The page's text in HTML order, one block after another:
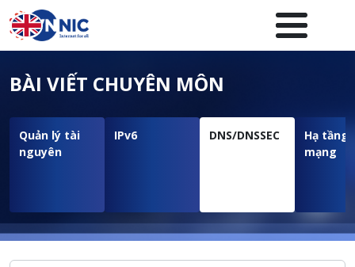
Nhảy đến nội dung
Menuheader của website
BÀI VIẾT CHUYÊN MÔN
Quản lý tài
nguyên
IPv6 DNS/DNSSEC
Hạ tầng
mạng